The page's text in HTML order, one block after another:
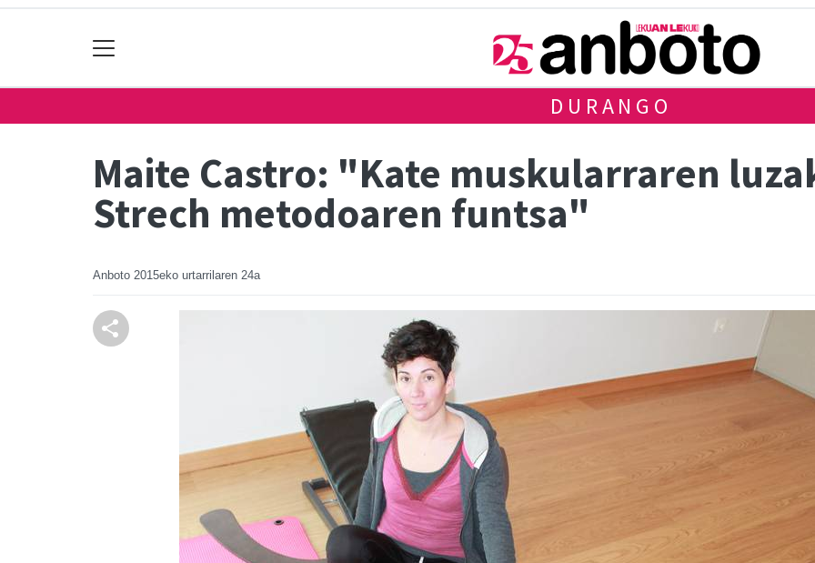
DURANGO
Maite Castro: "Kate muskularraren
Strech metodoaren funtsa"
Anboto 2015eko urtarrilaren 24a